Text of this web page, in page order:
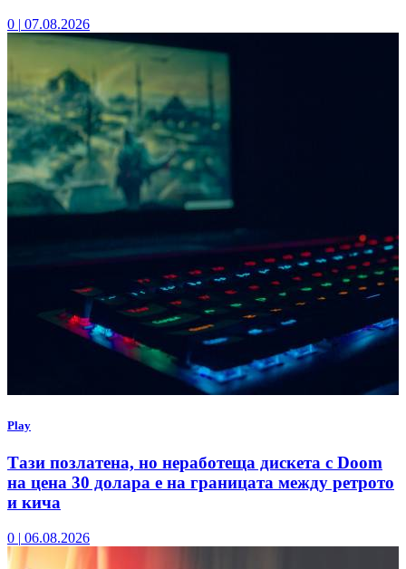
0 | 07.08.2026
Play
Тази позлатена, но неработеща дискета с Doom
на цена 30 долара е на границата между ретрото
и кича
0 | 06.08.2026